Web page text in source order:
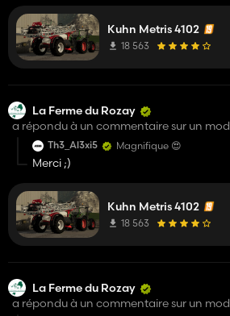
Kuhn Metris 4102
18 563
La Ferme du Rozay
a répondu à un commentaire sur un mod
Th3_Al3xi5 Magnifique 😍
Merci ;)
Kuhn Metris 4102
18 563
La Ferme du Rozay
a répondu à un commentaire sur un mod